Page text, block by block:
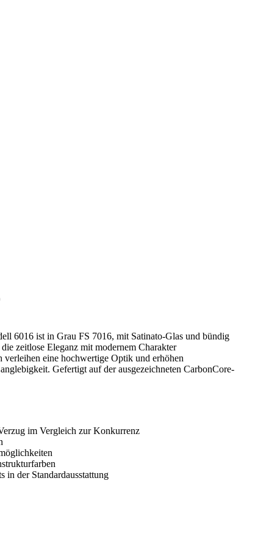
6016 ist in Grau FS 7016, mit Satinato-Glas und bündig
zeitlose Eleganz mit modernem Charakter
verleihen eine hochwertige Optik und erhöhen
Gefertigt auf der ausgezeichneten CarbonCore-
im Vergleich zur Konkurrenz
in der Standardausstattung